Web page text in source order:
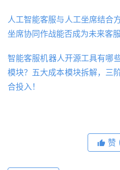
人工智能客服与人工坐席结合
坐席协同作战能否成为未来客
智能客服机器人开源工具有哪
模块？五大成本模块拆解，三
合投入！
赞